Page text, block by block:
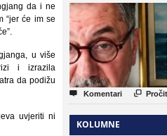
da i ne
“jer će im se
u više
i izrazila
da podižu
uvjeriti ni
 Komentari 
KOLUMNE